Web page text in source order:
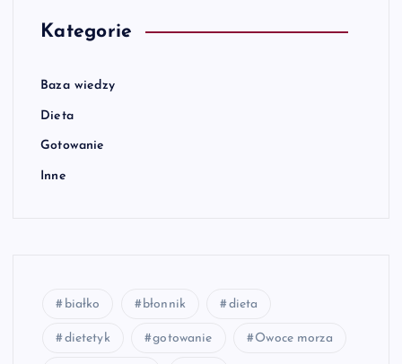
Kategorie
Baza wiedzy
Dieta
Gotowanie
Inne
białko błonnik dieta
dietetyk gotowanie Owoce morza